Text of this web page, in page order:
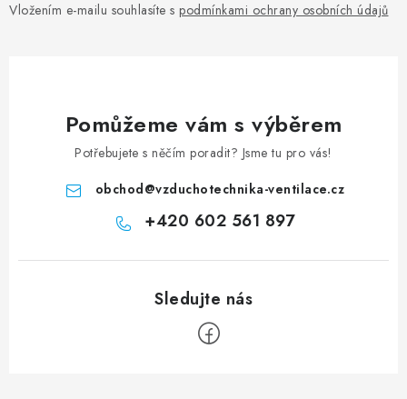
Vložením e-mailu souhlasíte s podmínkami ochrany osobních údajů
Pomůžeme vám s výběrem
Potřebujete s něčím poradit? Jsme tu pro vás!
obchod@vzduchotechnika-ventilace.cz
+420 602 561 897